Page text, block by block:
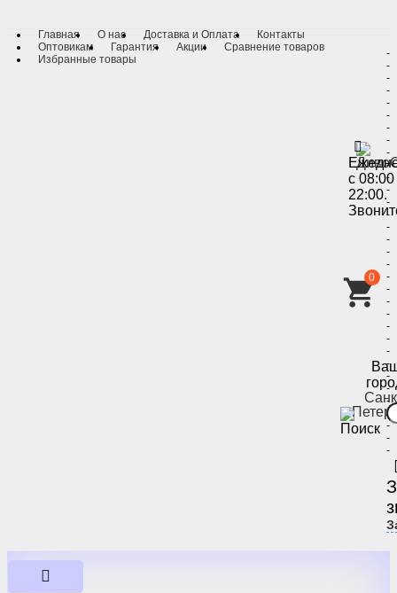
Главная О нас Доставка и Оплата
Контакты
Оптовикам
Гарантия Акции
Сравнение товаров
Избранные товары
с
22:00.
-
-
-
-
-
-
-
-
-
-
-
-
-
-
-
-
-
-
-
-
-
-
-
-
-
-
-
-
-
-
-
-
-
0